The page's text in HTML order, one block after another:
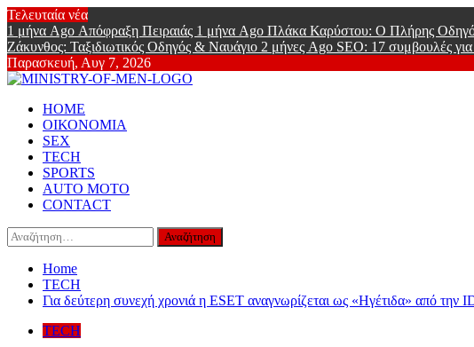
Skip
to
content
Τελευταία νέα
1 μήνα Ago Απόφραξη Πειραιάς 1 μήνα Ago Πλάκα Καρύστου: Ο Πλήρης
Ζάκυνθος: Ταξιδιωτικός Οδηγός & Ναυάγιο 2 μήνες Ago SEO: 17 συμβουλές
Παρασκευή, Αυγ 7, 2026
Online Lifestyle περιοδικό για Aνδρες
Primary
Menu
HOME
ΟΙΚΟΝΟΜΙΑ
SEX
TECH
SPORTS
AUTO MOTO
CONTACT
Αναζήτηση
για:
Home
TECH
Για δεύτερη συνεχή χρονιά η ESET αναγνωρίζεται ως «Ηγέτιδα» από την
TECH